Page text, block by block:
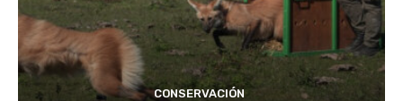
CONSERVACIÓN